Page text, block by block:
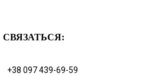
СВЯЗАТЬСЯ:
+38 097 439-69-59